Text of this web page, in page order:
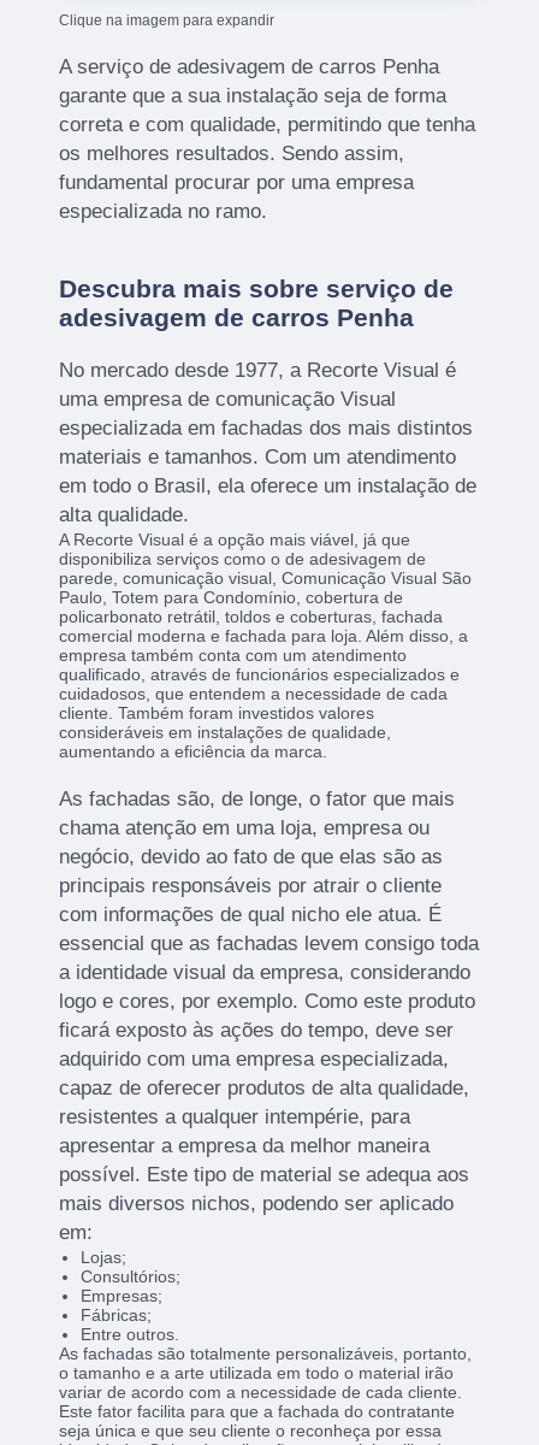
Clique na imagem para expandir
A serviço de adesivagem de carros Penha
garante que a sua instalação seja de forma
correta e com qualidade, permitindo que tenha
os melhores resultados. Sendo assim,
fundamental procurar por uma empresa
especializada no ramo.
Descubra mais sobre serviço de
adesivagem de carros Penha
No mercado desde 1977, a Recorte Visual é
uma empresa de comunicação Visual
especializada em fachadas dos mais distintos
materiais e tamanhos. Com um atendimento
em todo o Brasil, ela oferece um instalação de
alta qualidade.
A Recorte Visual é a opção mais viável, já que
disponibiliza serviços como o de adesivagem de
parede, comunicação visual, Comunicação Visual São
Paulo, Totem para Condomínio, cobertura de
policarbonato retrátil, toldos e coberturas, fachada
comercial moderna e fachada para loja. Além disso, a
empresa também conta com um atendimento
qualificado, através de funcionários especializados e
cuidadosos, que entendem a necessidade de cada
cliente. Também foram investidos valores
consideráveis em instalações de qualidade,
aumentando a eficiência da marca.
As fachadas são, de longe, o fator que mais
chama atenção em uma loja, empresa ou
negócio, devido ao fato de que elas são as
principais responsáveis por atrair o cliente
com informações de qual nicho ele atua. É
essencial que as fachadas levem consigo toda
a identidade visual da empresa, considerando
logo e cores, por exemplo. Como este produto
ficará exposto às ações do tempo, deve ser
adquirido com uma empresa especializada,
capaz de oferecer produtos de alta qualidade,
resistentes a qualquer intempérie, para
apresentar a empresa da melhor maneira
possível. Este tipo de material se adequa aos
mais diversos nichos, podendo ser aplicado
em:
Lojas;
Consultórios;
Empresas;
Fábricas;
Entre outros.
As fachadas são totalmente personalizáveis, portanto,
o tamanho e a arte utilizada em todo o material irão
variar de acordo com a necessidade de cada cliente.
Este fator facilita para que a fachada do contratante
seja única e que seu cliente o reconheça por essa